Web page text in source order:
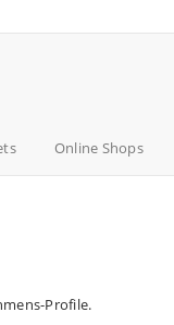
Online Shops
Profile.